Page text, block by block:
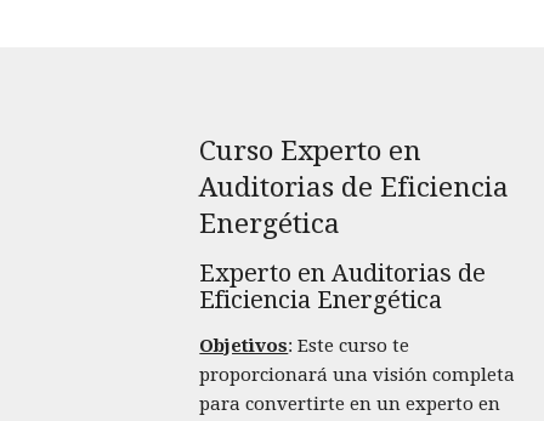
Curso Experto en
Auditorias de Eficiencia
Energética
Experto en Auditorias de
Eficiencia Energética
Objetivos: Este curso te
proporcionará una visión completa
para convertirte en un experto en